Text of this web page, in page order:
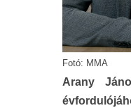
Fotó: MMA
Arany